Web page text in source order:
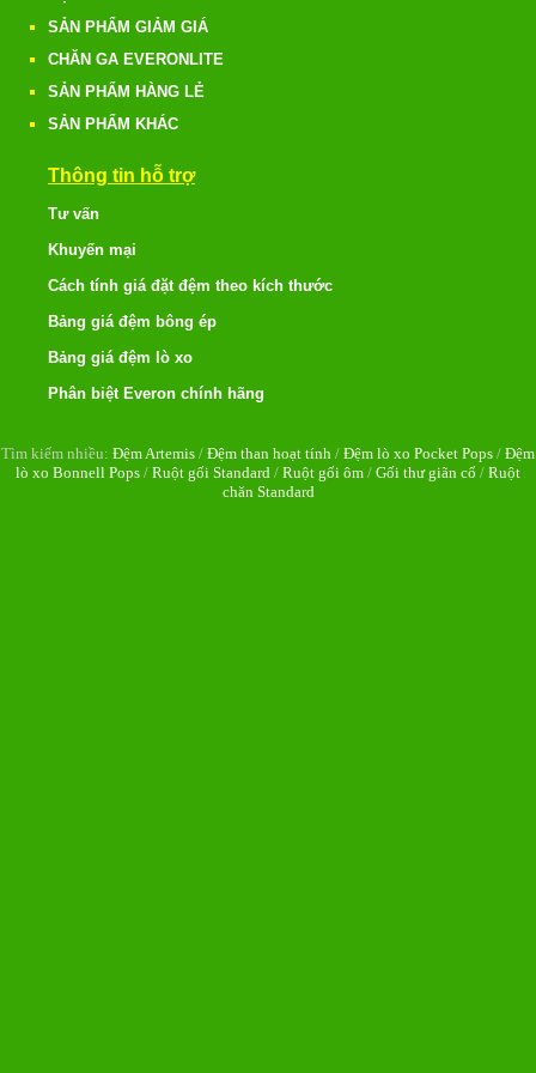
SẢN PHẨM GIẢM GIÁ
CHĂN GA EVERONLITE
SẢN PHẨM HÀNG LẺ
SẢN PHẨM KHÁC
Thông tin hỗ trợ
Tư vấn
Khuyến mại
Cách tính giá đặt đệm theo kích thước
Bảng giá đệm bông ép
Bảng giá đệm lò xo
Phân biệt Everon chính hãng
Tìm kiếm nhiều: Đệm Artemis / Đệm than hoạt tính / Đệm lò xo Pocket Pops / Đệm
lò xo Bonnell Pops / Ruột gối Standard / Ruột gối ôm / Gối thư giãn cổ / Ruột
chăn Standard